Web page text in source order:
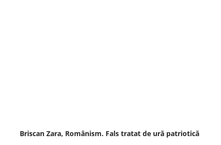
Briscan Zara, Românism. Fals tratat de ură patriotică